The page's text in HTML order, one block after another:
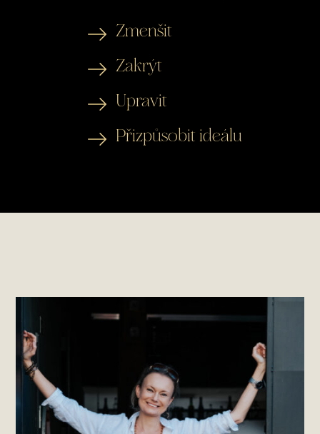
Zmenšit
Zakrýt
Upravit
Přizpůsobit ideálu